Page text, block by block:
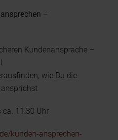
–
Kundenansprache –
wie Du die
ca. 11:30 Uhr
kunden-ansprechen-